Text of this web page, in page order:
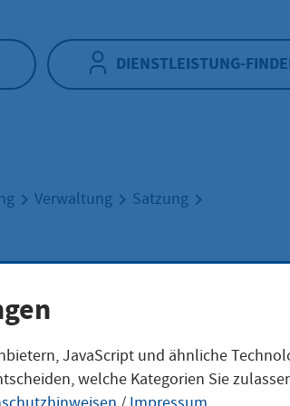
DIENSTLEISTUNG-
Verwaltung Satzung
JavaScript und ähnliche
welche Kategorien Sie